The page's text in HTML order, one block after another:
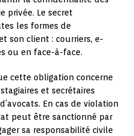
privée. Le secret
les formes de
son client : courriers, e-
ou en face-à-face.
cette obligation concerne
et secrétaires
En cas de violation
peut être sanctionné par
sa responsabilité civile